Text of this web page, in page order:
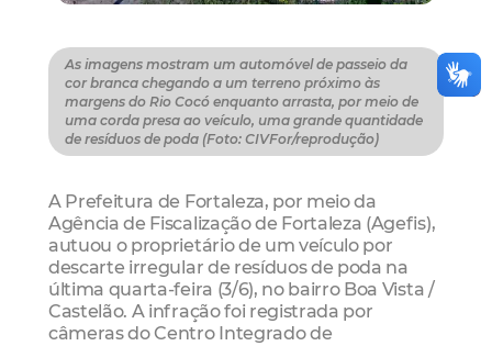
As imagens mostram um automóvel de passeio da
cor branca chegando a um terreno próximo às
margens do Rio Cocó enquanto arrasta, por meio de
uma corda presa ao veículo, uma grande quantidade
de resíduos de poda (Foto: CIVFor/reprodução)
A Prefeitura de Fortaleza, por meio da
Agência de Fiscalização de Fortaleza (Agefis),
autuou o proprietário de um veículo por
descarte irregular de resíduos de poda na
última quarta-feira (3/6), no bairro Boa Vista /
Castelão. A infração foi registrada por
câmeras do Centro Integrado de